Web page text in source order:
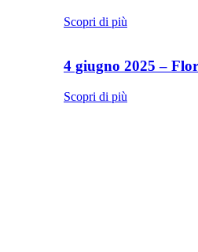
Scopri di più
4 giugno 2025 –
Scopri di più